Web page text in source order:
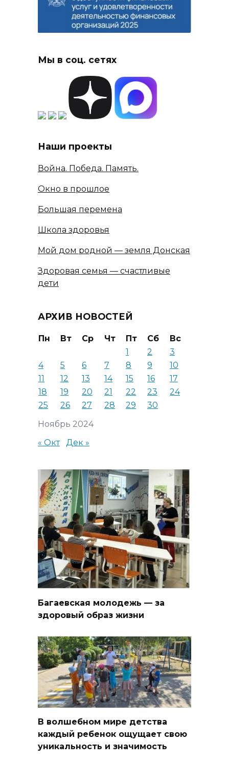
Мы в соц. сетях
Наши проекты
Война. Победа. Память.
Окно в прошлое
Большая перемена
Школа здоровья
Мой дом родной — земля Донская
Здоровая семья — счастливые
дети
АРХИВ НОВОСТЕЙ
Ноябрь 2024
Пн Вт Ср Чт Пт Сб
Вс
1
2
3
4
5 6 7 8 9
10
11
12 13 14 15 16
17
18
19 20 21 22 23
24
25
26 27 28 29 30
« Окт Дек »
Багаевская молодежь — за
здоровый образ жизни
В волшебном мире детства
каждый ребенок ощущает свою
уникальность и значимость